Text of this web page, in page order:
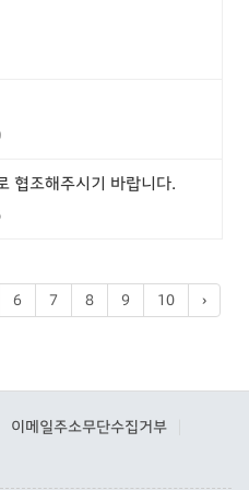
협조해주시기 바랍니다.
6 7 8 9 10 ›
이메일주소무단수집거부